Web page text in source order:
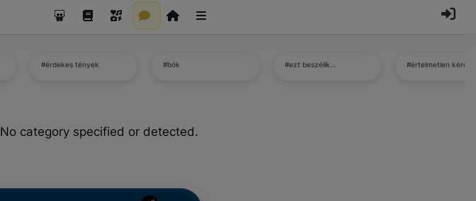
#érdekes tények #bók #ezt beszélik… #értelmetlen
No category specified or detected.